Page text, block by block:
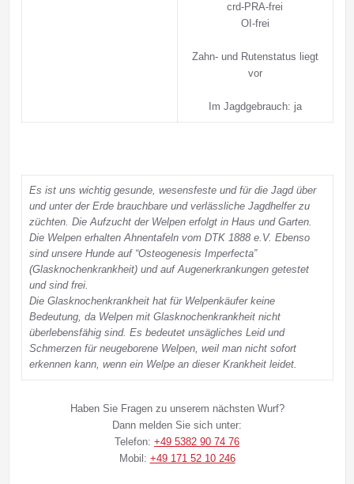
crd-PRA-frei
OI-frei
Zahn- und Rutenstatus liegt
vor
Im Jagdgebrauch: ja
Es ist uns wichtig gesunde, wesensfeste und für die Jagd über
und unter der Erde brauchbare und verlässliche Jagdhelfer zu
züchten. Die Aufzucht der Welpen erfolgt in Haus und Garten.
Die Welpen erhalten Ahnentafeln vom DTK 1888 e.V. Ebenso
sind unsere Hunde auf “Osteogenesis Imperfecta”
(Glasknochenkrankheit) und auf Augenerkrankungen getestet
und sind frei.
Die Glasknochenkrankheit hat für Welpenkäufer keine
Bedeutung, da Welpen mit Glasknochenkrankheit nicht
überlebensfähig sind. Es bedeutet unsägliches Leid und
Schmerzen für neugeborene Welpen, weil man nicht sofort
erkennen kann, wenn ein Welpe an dieser Krankheit leidet.
Haben Sie Fragen zu unserem nächsten Wurf?
Dann melden Sie sich unter:
Telefon: +49 5382 90 74 76
Mobil: +49 171 52 10 246